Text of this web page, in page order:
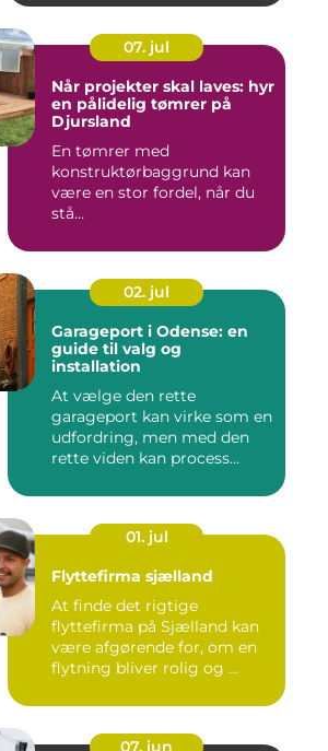
07. jul
Når projekter skal laves: hyr
en pålidelig tømrer på
Djursland
En tømrer med
konstruktørbaggrund kan
være en stor fordel, når du
stå...
02. jul
Garageport i Odense: en
guide til valg og
installation
At vælge den rette
garageport kan virke som en
udfordring, men med den
rette viden kan process...
01. jul
Flyttefirma sjælland
At finde det rigtige
flyttefirma på Sjælland kan
være afgørende for, om en
flytning bliver rolig og ...
07. jun